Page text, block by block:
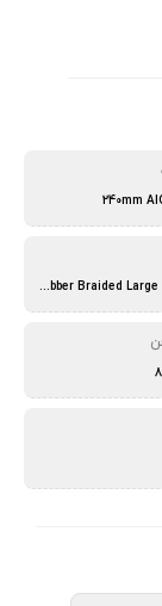
240mm
315mm / 12.5mm Rubber Braided Large Diameter Tubes